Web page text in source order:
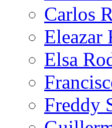
Carlos
Eleazar
Elsa
Freddy